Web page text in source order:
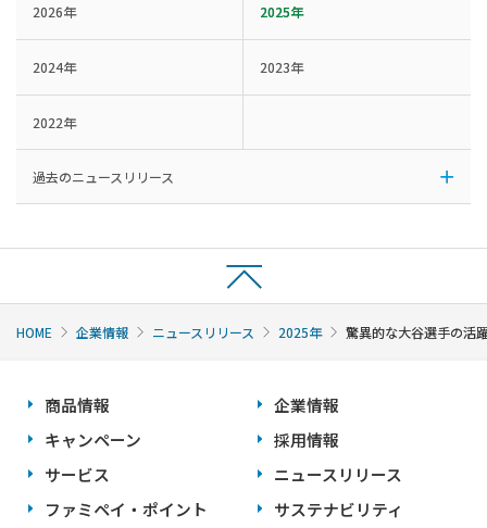
2026年 2025年
2024年 2023年
2022年
過去のニュースリリース
HOME 企業情報 ニュースリリース 2025年 驚異的な大谷選手の活
商品情報
キャンペーン
サービス
ファミペイ・ポイント
企業情報
採用情報
ニュースリリース
サステナビリティ